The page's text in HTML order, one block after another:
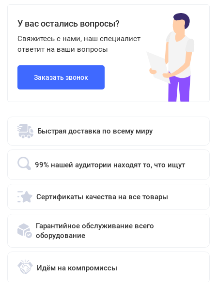
У вас остались вопросы?
Свяжитесь с нами, наш специалист
ответит на ваши вопросы
Заказать звонок
Быстрая доставка по всему миру
99% нашей аудитории находят то, что ищут
Сертификаты качества на все товары
Гарантийное обслуживание всего
оборудование
Идём на компромиссы